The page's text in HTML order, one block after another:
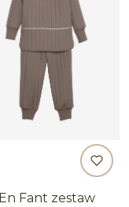
En Fant zestaw